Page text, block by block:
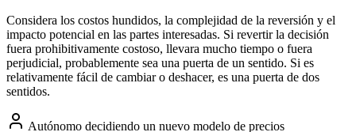
Considera los costos hundidos, la complejidad de la reversión y el
impacto potencial en las partes interesadas. Si revertir la decisión
fuera prohibitivamente costoso, llevara mucho tiempo o fuera
perjudicial, probablemente sea una puerta de un sentido. Si es
relativamente fácil de cambiar o deshacer, es una puerta de dos
sentidos.
Autónomo decidiendo un nuevo modelo de precios